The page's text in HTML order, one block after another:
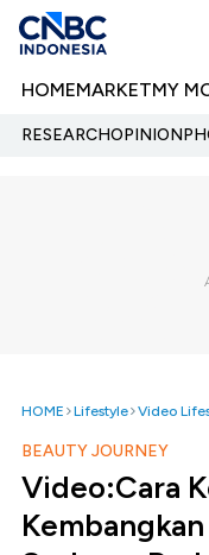
HOMEMARKETMY
RESEARCHOPINION
HOME Lifestyle Video
BEAUTY JOURNEY
Video:Cara